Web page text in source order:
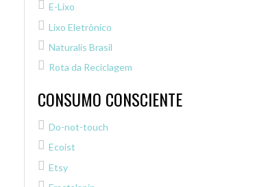
E-Lixo
Lixo Eletrônico
Naturalis Brasil
Rota da Reciclagem
CONSUMO CONSCIENTE
Do-not-touch
Ecoist
Etsy